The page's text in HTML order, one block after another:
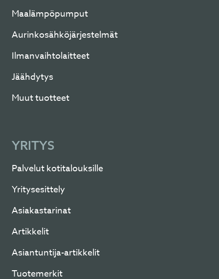
Maalämpöpumput
Aurinkosähköjärjestelmät
Ilmanvaihtolaitteet
Jäähdytys
Muut tuotteet
YRITYS
Palvelut kotitalouksille
Yritysesittely
Asiakastarinat
Artikkelit
Asiantuntija-artikkelit
Tuotemerkit